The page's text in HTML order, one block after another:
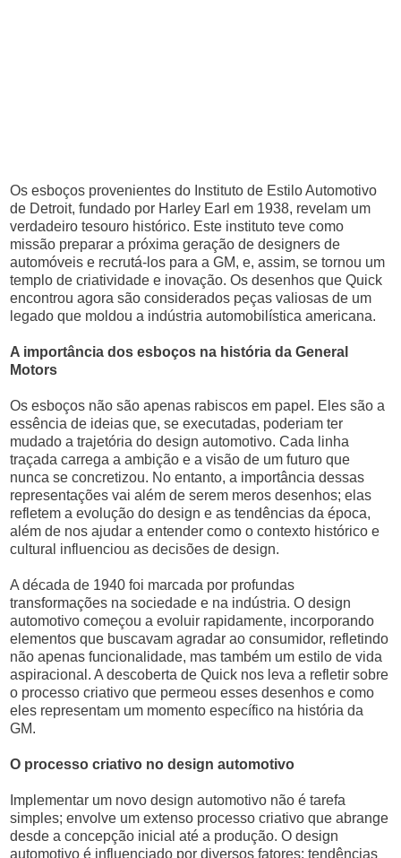
Os esboços provenientes do Instituto de Estilo Automotivo
de Detroit, fundado por Harley Earl em 1938, revelam um
verdadeiro tesouro histórico. Este instituto teve como
missão preparar a próxima geração de designers de
automóveis e recrutá-los para a GM, e, assim, se tornou um
templo de criatividade e inovação. Os desenhos que Quick
encontrou agora são considerados peças valiosas de um
legado que moldou a indústria automobilística americana.
A importância dos esboços na história da General
Motors
Os esboços não são apenas rabiscos em papel. Eles são a
essência de ideias que, se executadas, poderiam ter
mudado a trajetória do design automotivo. Cada linha
traçada carrega a ambição e a visão de um futuro que
nunca se concretizou. No entanto, a importância dessas
representações vai além de serem meros desenhos; elas
refletem a evolução do design e as tendências da época,
além de nos ajudar a entender como o contexto histórico e
cultural influenciou as decisões de design.
A década de 1940 foi marcada por profundas
transformações na sociedade e na indústria. O design
automotivo começou a evoluir rapidamente, incorporando
elementos que buscavam agradar ao consumidor, refletindo
não apenas funcionalidade, mas também um estilo de vida
aspiracional. A descoberta de Quick nos leva a refletir sobre
o processo criativo que permeou esses desenhos e como
eles representam um momento específico na história da
GM.
O processo criativo no design automotivo
Implementar um novo design automotivo não é tarefa
simples; envolve um extenso processo criativo que abrange
desde a concepção inicial até a produção. O design
automotivo é influenciado por diversos fatores: tendências